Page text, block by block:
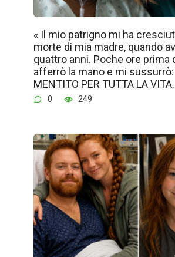
« Il mio patrigno mi ha
morte di mia madre, quando
quattro anni. Poche ore prima
afferrò la mano e mi sussurrò:
MENTITO PER TUTTA LA
0 249